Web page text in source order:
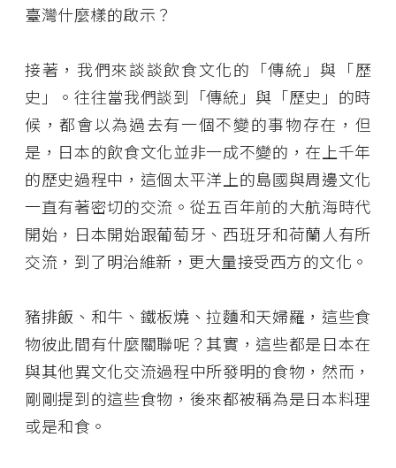
臺灣什麼樣的啟示？
接著，我們來談談飲食文化的「傳統」與「歷
史」。往往當我們談到「傳統」與「歷史」的時
候，都會以為過去有一個不變的事物存在，但
是，日本的飲食文化並非一成不變的，在上千年
的歷史過程中，這個太平洋上的島國與周邊文化
一直有著密切的交流。從五百年前的大航海時代
開始，日本開始跟葡萄牙、西班牙和荷蘭人有所
交流，到了明治維新，更大量接受西方的文化。
豬排飯、和牛、鐵板燒、拉麵和天婦羅，這些食
物彼此間有什麼關聯呢？其實，這些都是日本在
與其他異文化交流過程中所發明的食物，然而，
剛剛提到的這些食物，後來都被稱為是日本料理
或是和食。